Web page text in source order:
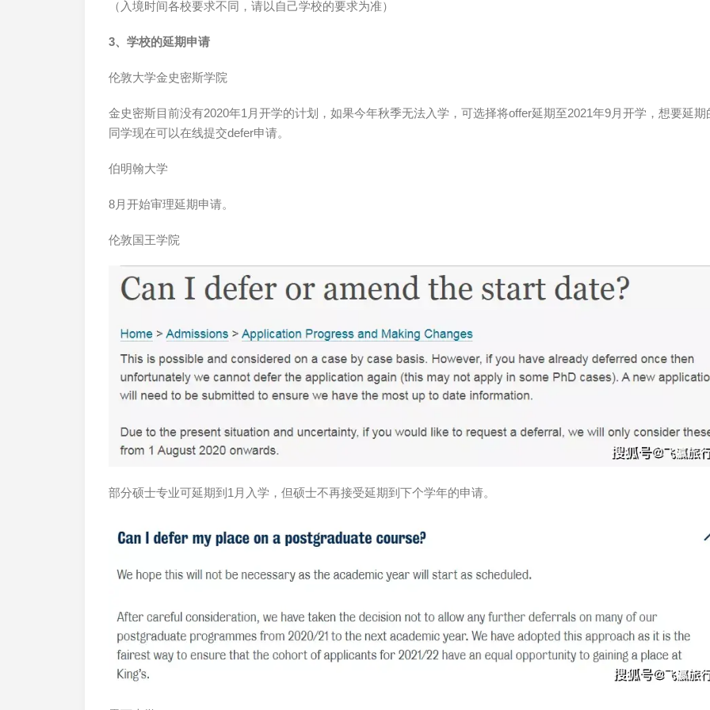
（入境时间各校要求不同，请以自己学校的要求为准）
3、学校的延期申请
伦敦大学金史密斯学院
金史密斯目前没有2020年1月开学的计划，如果今年秋季无法入学，可选择将offer延期至2021年9月开学，想要延期
同学现在可以在线提交defer申请。
伯明翰大学
8月开始审理延期申请。
伦敦国王学院
部分硕士专业可延期到1月入学，但硕士不再接受延期到下个学年的申请。